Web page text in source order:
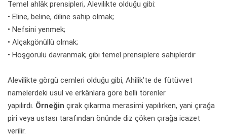
Temel ahlâk prensipleri, Alevilikte olduğu gibi:
• Eline, beline, diline sahip olmak;
• Nefsini yenmek;
• Alçakgönüllü olmak;
• Hoşgörülü davranmak; gibi temel prensiplere sahiplerdir
Alevilikte görgü cemleri olduğu gibi, Ahilik’te de fütüvvet
namelerdeki usul ve erkânlara göre belli törenler
yapılırdı. Örneğin çırak çıkarma merasimi yapılırken, yani çırağa
piri veya ustası tarafından önünde diz çöken çırağa icazet
verilir.